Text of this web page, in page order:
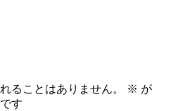
ることはありません。 ※ が
す